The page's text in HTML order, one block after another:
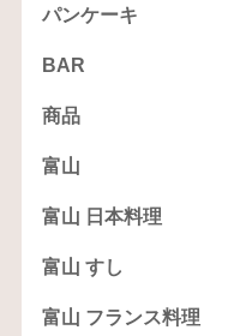
パンケーキ
BAR
商品
富山
富山 日本料理
富山 すし
富山 フランス料理